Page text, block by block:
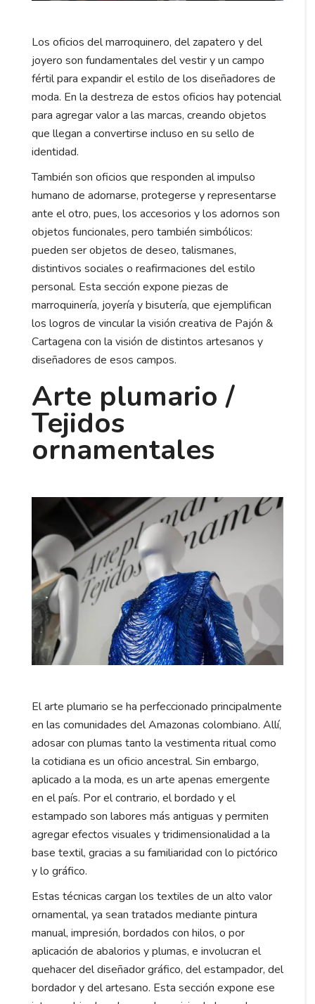
Los oficios del marroquinero, del zapatero y del
joyero son fundamentales del vestir y un campo
fértil para expandir el estilo de los diseñadores de
moda. En la destreza de estos oficios hay potencial
para agregar valor a las marcas, creando objetos
que llegan a convertirse incluso en su sello de
identidad.
También son oficios que responden al impulso
humano de adornarse, protegerse y representarse
ante el otro, pues, los accesorios y los adornos son
objetos funcionales, pero también simbólicos:
pueden ser objetos de deseo, talismanes,
distintivos sociales o reafirmaciones del estilo
personal. Esta sección expone piezas de
marroquinería, joyería y bisutería, que ejemplifican
los logros de vincular la visión creativa de Pajón &
Cartagena con la visión de distintos artesanos y
diseñadores de esos campos.
Arte plumario /
Tejidos
ornamentales
El arte plumario se ha perfeccionado principalmente
en las comunidades del Amazonas colombiano. Allí,
adosar con plumas tanto la vestimenta ritual como
la cotidiana es un oficio ancestral. Sin embargo,
aplicado a la moda, es un arte apenas emergente
en el país. Por el contrario, el bordado y el
estampado son labores más antiguas y permiten
agregar efectos visuales y tridimensionalidad a la
base textil, gracias a su familiaridad con lo pictórico
y lo gráfico.
Estas técnicas cargan los textiles de un alto valor
ornamental, ya sean tratados mediante pintura
manual, impresión, bordados con hilos, o por
aplicación de abalorios y plumas, e involucran el
quehacer del diseñador gráfico, del estampador, del
bordador y del artesano. Esta sección expone ese